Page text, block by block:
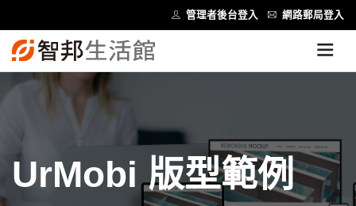
管理者後台登入 網路郵局登入
UrMobi 版型範例